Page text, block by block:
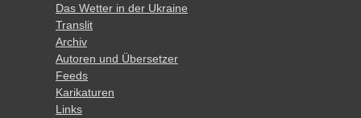
Das Wetter in der Ukraine
Translit
Archiv
Autoren und Übersetzer
Feeds
Karikaturen
Links